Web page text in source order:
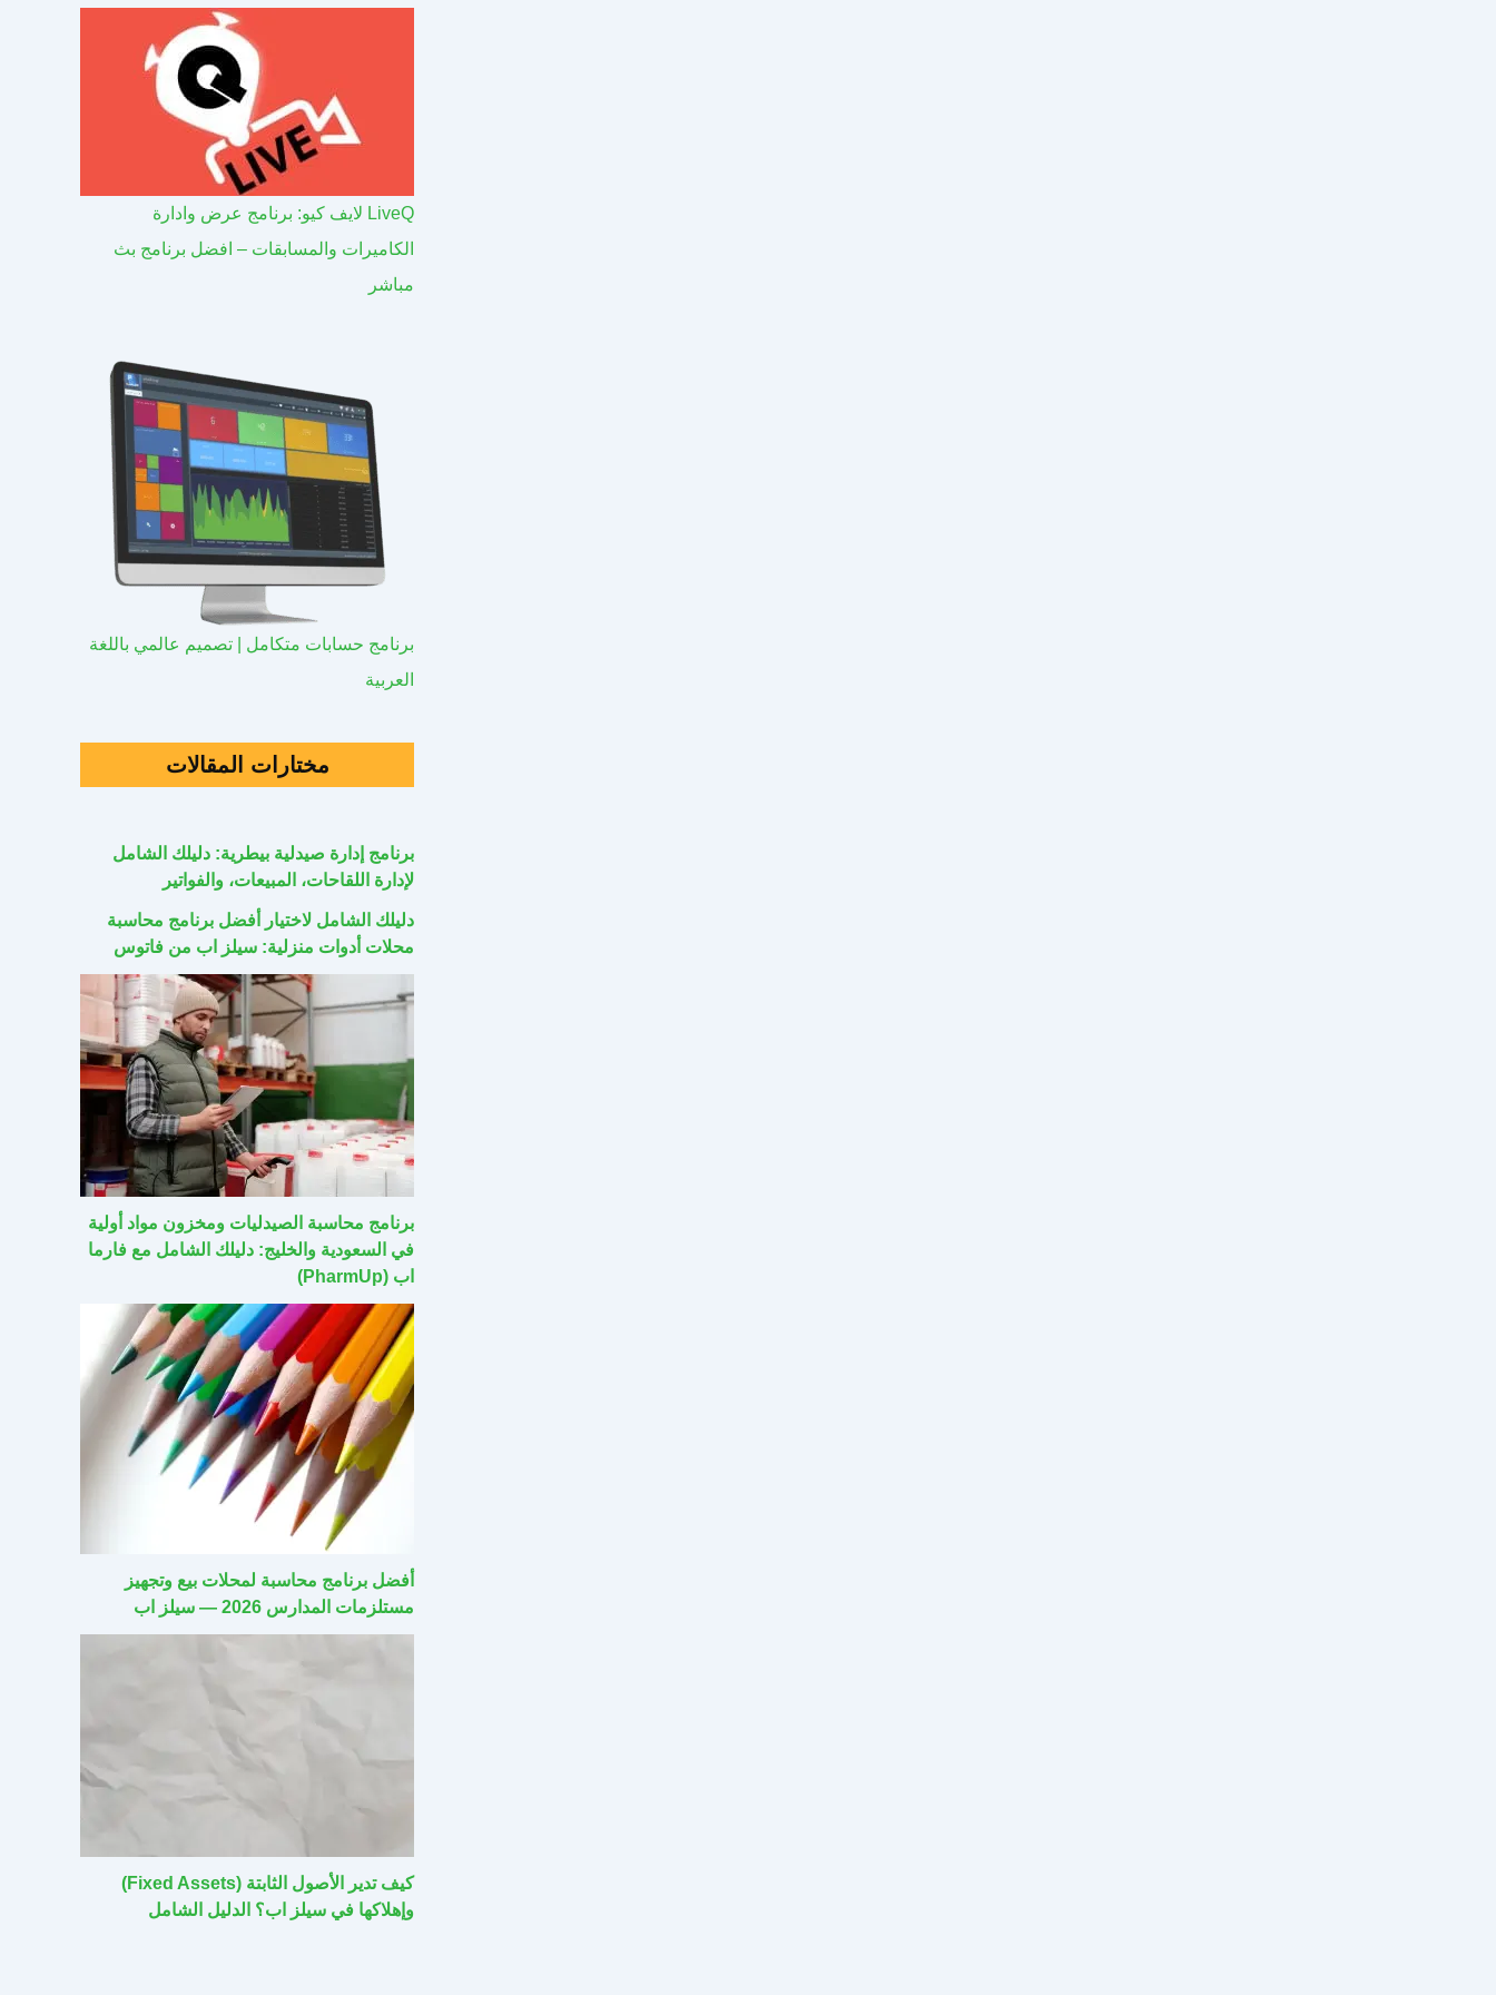
LiveQ لايف كيو: برنامج عرض وادارة
الكاميرات والمسابقات – افضل برنامج بث
مباشر
برنامج حسابات متكامل | تصميم عالمي باللغة
العربية
مختارات المقالات
برنامج إدارة صيدلية بيطرية: دليلك الشامل
لإدارة اللقاحات، المبيعات، والفواتير
دليلك الشامل لاختيار أفضل برنامج محاسبة
محلات أدوات منزلية: سيلز اب من فاتوس
برنامج محاسبة الصيدليات ومخزون مواد أولية
في السعودية والخليج: دليلك الشامل مع فارما
اب (PharmUp)
أفضل برنامج محاسبة لمحلات بيع وتجهيز
مستلزمات المدارس 2026 — سيلز اب
كيف تدير الأصول الثابتة (Fixed Assets)
وإهلاكها في سيلز اب؟ الدليل الشامل